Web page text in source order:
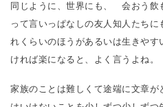
同じように、世界にも、 会おう飲
って言いっぱなしの友人知人たちに
れくらいのほうがあるいは生きや
ければ楽になると、よく言うよね。
家族のことは難しくて途端に文章